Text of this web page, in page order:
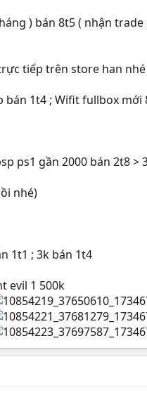
) bán 8t5 ( nhận
tiếp trên store han
bán 1t4 ; Wifit fullbox mới
ps1 gần 2000 bán 2t8 >
nhé)
1t1 ; 3k bán 1t4
evil 1 500k